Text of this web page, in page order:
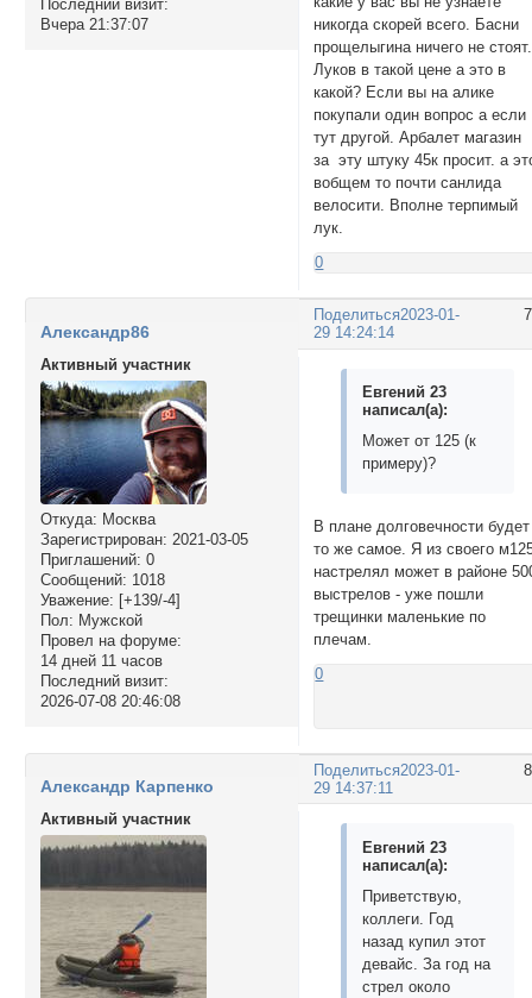
Последний визит:
Вчера 21:37:07
никогда скорей всего. Басни
прощелыгина ничего не стоят.
Луков в такой цене а это в
какой? Если вы на алике
покупали один вопрос а если
тут другой. Арбалет магазин
за эту штуку 45к просит. а
вобщем то почти санлида
велосити. Вполне терпимый
лук.
0
Поделиться2023-01-
29 14:24:14
Александр86
Активный участник
Откуда: Москва
Зарегистрирован: 2021-03-05
Приглашений: 0
Сообщений: 1018
Уважение: [+139/-4]
Пол: Мужской
Провел на форуме:
14 дней 11 часов
Последний визит:
2026-07-08 20:46:08
Евгений 23
написал(а):
Может от 125 (к
примеру)?
В плане долговечности будет
то же самое. Я из своего
настрелял может в районе
выстрелов - уже пошли
трещинки маленькие по
плечам.
0
Поделиться2023-01-
29 14:37:11
Александр Карпенко
Активный участник
Евгений 23
написал(а):
Приветствую,
коллеги. Год
назад купил этот
девайс. За год на
стрел около